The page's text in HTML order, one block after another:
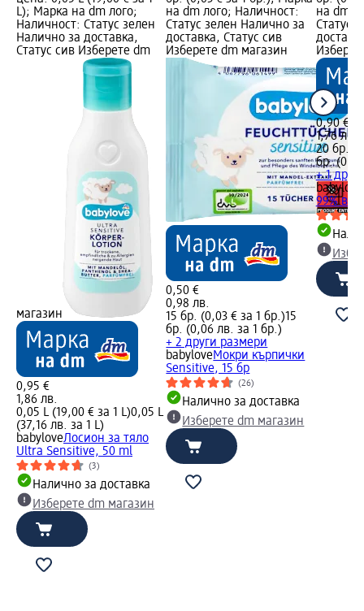
L); Марка на dm лого;
Наличност: Статус зелен
Налично за доставка,
Статус сив Изберете dm
магазин
0,95 €
1,86 лв.
0,05 L (19,00 € за 1 L)0,05 L
(37,16 лв. за 1 L)
babyloveЛосион за тяло
Ultra Sensitive, 50 ml
(3)
Налично за доставка
Изберете dm магазин
на dm лого; Наличност:
Статус зелен Налично за
доставка, Статус сив
Изберете dm магазин
0,50 €
0,98 лв.
15 бр. (0,03 € за 1 бр.)15
бр. (0,06 лв. за 1 бр.)
+ 2 други размери
babyloveМокри кърпички
Sensitive, 15 бр
(26)
Налично за доставка
Изберете dm магазин
на dm
Статус
0,90 €
1,76 лв.
20 бр.
бр.
+ 1 друг
babylove
99%